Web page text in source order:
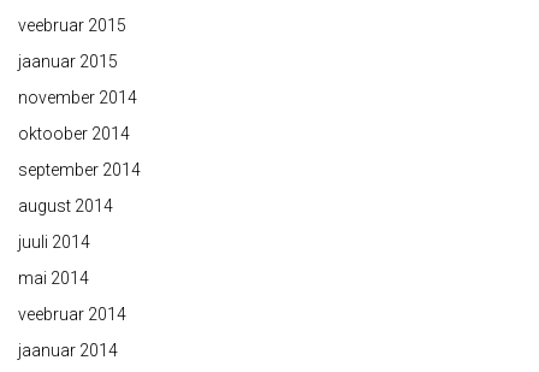
veebruar 2015
jaanuar 2015
november 2014
oktoober 2014
september 2014
august 2014
juuli 2014
mai 2014
veebruar 2014
jaanuar 2014